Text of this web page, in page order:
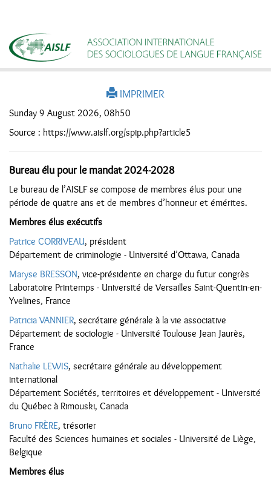
IMPRIMER
Sunday 9 August 2026, 08h50
Source : https://www.aislf.org/spip.php?article5
Bureau élu pour le mandat 2024-2028
Le bureau de l’AISLF se compose de membres élus pour une
période de quatre ans et de membres d’honneur et émérites.
Membres élus exécutifs
Patrice CORRIVEAU, président
Département de criminologie - Université d’Ottawa, Canada
Maryse BRESSON, vice-présidente en charge du futur congrès
Laboratoire Printemps - Université de Versailles Saint-Quentin-en-
Yvelines, France
Patricia VANNIER, secrétaire générale à la vie associative
Département de sociologie - Université Toulouse Jean Jaurès,
France
Nathalie LEWIS, secrétaire générale au développement
international
Département Sociétés, territoires et développement - Université
du Québec à Rimouski, Canada
Bruno FRÈRE, trésorier
Faculté des Sciences humaines et sociales - Université de Liège,
Belgique
Membres élus